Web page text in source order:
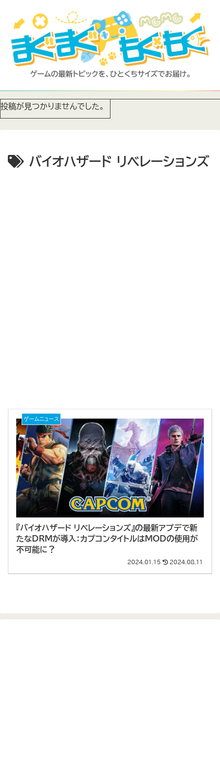
投稿が見つかりませんでした。
バイオハザード リベレーションズ
ゲームニュース
『バイオハザード リベレーションズ』の最新アプデで新
たなDRMが導入：カプコンタイトルはMODの使用が
不可能に？
2024.01.15 2024.08.11